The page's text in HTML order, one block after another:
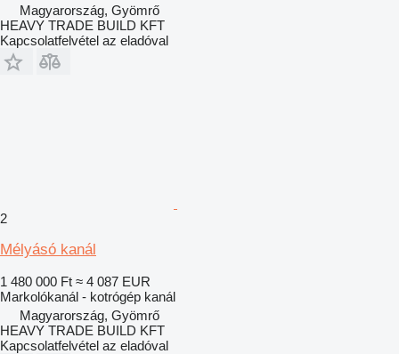
Magyarország, Gyömrő
HEAVY TRADE BUILD KFT
Kapcsolatfelvétel az eladóval
2
Mélyásó kanál
1 480 000 Ft ≈ 4 087 EUR
Markolókanál - kotrógép kanál
Magyarország, Gyömrő
HEAVY TRADE BUILD KFT
Kapcsolatfelvétel az eladóval